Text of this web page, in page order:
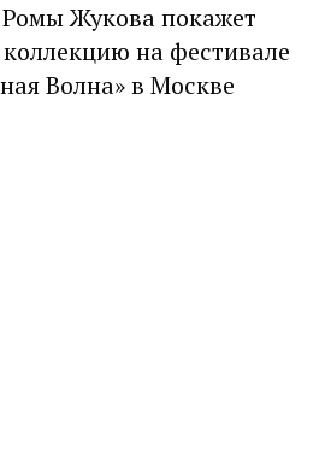
Жукова покажет
на фестивале
Волна» в Москве